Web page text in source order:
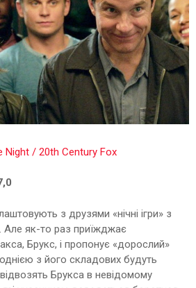
Night / 20th Century Fox
з друзями «нічні ігри» з
як-то раз приїжджає
Брукс, і пропонує «дорослий»
з його складових будуть
Брукса в невідомому